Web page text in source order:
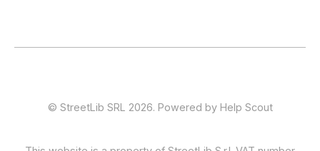
© StreetLib SRL 2026. Powered by Help Scout